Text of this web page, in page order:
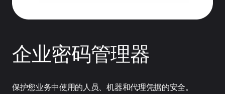
企业密码管理器
保护您业务中使用的人员、机器和代理凭据的安全。